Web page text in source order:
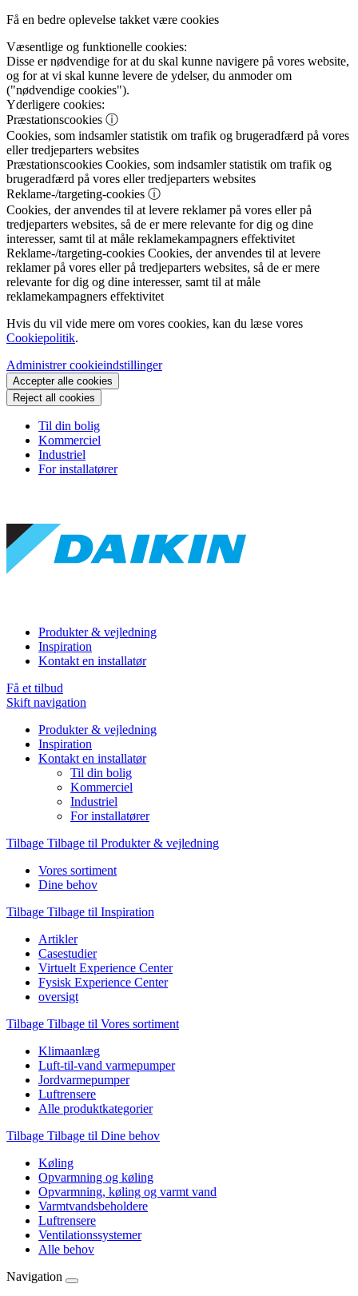
Få en bedre oplevelse takket være cookies
Væsentlige og funktionelle cookies:
Disse er nødvendige for at du skal kunne navigere på vores website,
og for at vi skal kunne levere de ydelser, du anmoder om
("nødvendige cookies").
Yderligere cookies:
Præstationscookies ⓘ
Cookies, som indsamler statistik om trafik og brugeradfærd på vores
eller tredjeparters websites
Præstationscookies Cookies, som indsamler statistik om trafik og
brugeradfærd på vores eller tredjeparters websites
Reklame-/targeting-cookies ⓘ
Cookies, der anvendes til at levere reklamer på vores eller på
tredjeparters websites, så de er mere relevante for dig og dine
interesser, samt til at måle reklamekampagners effektivitet
Reklame-/targeting-cookies Cookies, der anvendes til at levere
reklamer på vores eller på tredjeparters websites, så de er mere
relevante for dig og dine interesser, samt til at måle
reklamekampagners effektivitet
Hvis du vil vide mere om vores cookies, kan du læse vores
Cookiepolitik.
Administrer cookieindstillinger
Accepter alle cookies
Reject all cookies
Til din bolig
Kommerciel
Industriel
For installatører
Produkter & vejledning
Inspiration
Kontakt en installatør
Få et tilbud
Skift navigation
Produkter & vejledning
Inspiration
Kontakt en installatør
Til din bolig
Kommerciel
Industriel
For installatører
Tilbage Tilbage til Produkter & vejledning
Vores sortiment
Dine behov
Tilbage Tilbage til Inspiration
Artikler
Casestudier
Virtuelt Experience Center
Fysisk Experience Center
oversigt
Tilbage Tilbage til Vores sortiment
Klimaanlæg
Luft-til-vand varmepumper
Jordvarmepumper
Luftrensere
Alle produktkategorier
Tilbage Tilbage til Dine behov
Køling
Opvarmning og køling
Opvarmning, køling og varmt vand
Varmtvandsbeholdere
Luftrensere
Ventilationssystemer
Alle behov
Navigation